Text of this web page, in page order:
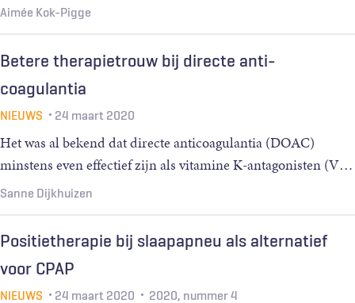
Aimée Kok-Pigge
Betere therapietrouw bij directe anti-
coagulantia
NIEUWS 24 maart 2020
Het was al bekend dat directe anticoagulantia (DOAC)
minstens even effectief zijn als vitamine K-antagonisten (V…
Sanne Dijkhuizen
Positietherapie bij slaapapneu als alternatief
voor CPAP
NIEUWS 24 maart 2020 2020, nummer 4